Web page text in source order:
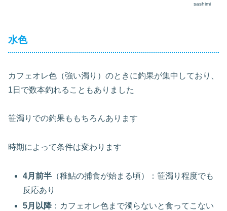
sashimi
水色
カフェオレ色（強い濁り）のときに釣果が集中しており、
1日で数本釣れることもありました
笹濁りでの釣果ももちろんあります
時期によって条件は変わります
4月前半 （稚鮎の捕食が始まる頃）：笹濁り程度でも
反応あり
5月以降 ：カフェオレ色まで濁らないと食ってこない